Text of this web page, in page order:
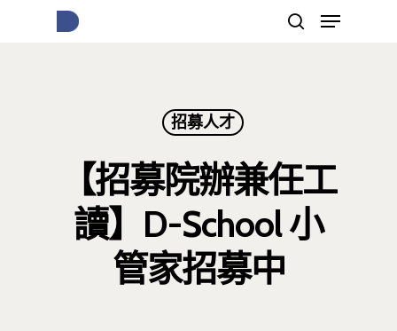
按下Enter開始搜尋，或Esc關閉跳窗
招募人才
【招募院辦兼任工
讀】D-School 小
管家招募中